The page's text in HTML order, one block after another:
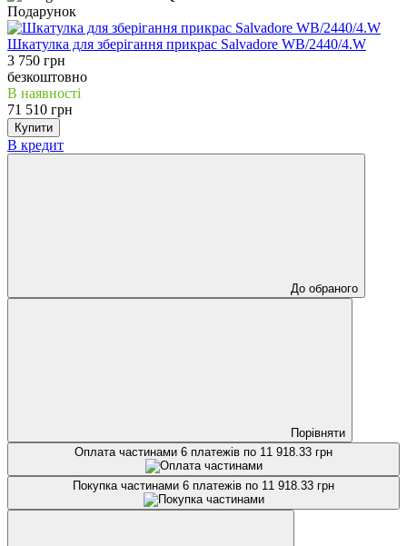
Подарунок
Шкатулка для зберігання прикрас Salvadore WB/2440/4.W
3 750 грн
безкоштовно
В наявності
71 510 грн
Купити
В кредит
До обраного
Порівняти
Оплата частинами 6 платежів по 11 918.33 грн
Покупка частинами 6 платежів по 11 918.33 грн